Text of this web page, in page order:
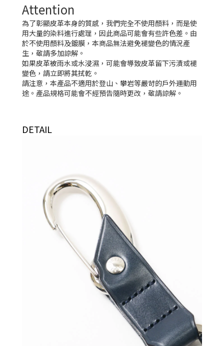
Attention
為了彰顯皮革本身的質感，我們完全不使用顏料，而是使
用大量的染料進行處理，因此商品可能會有些許色差。由
於不使用顏料及鍍膜，本商品無法避免褪變色的情況產
生，敬請多加諒解。
如果皮革被雨水或水浸濕，可能會導致皮革留下污漬或褪
變色，請立即將其拭乾。
請注意，本產品不適用於登山、攀岩等嚴苛的戶外運動用
途。產品規格可能會不經預告隨時更改，敬請諒解。
DETAIL